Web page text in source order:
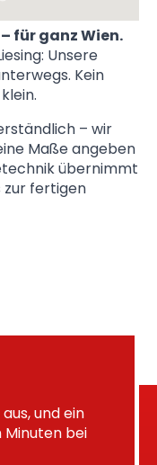
für ganz Wien.
Unsere
Kein
– wir
Maße angeben
übernimmt
zur fertigen
und ein
Minuten bei